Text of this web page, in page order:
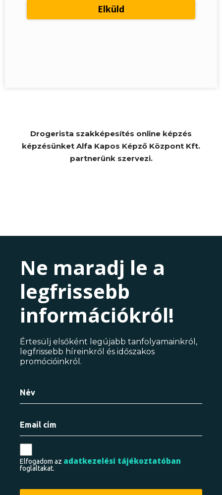
Drogerista szakképesítés online képzés
képzésünket Alfa Kapos Képző Központ Kft.
partnerünk szervezi.
Ne maradj le a
legfrissebb
információkról!
Értesülj elsőként legújabb tanfolyamainkról,
legfrissebb híreinkről és időszakos
promócióinkról.
Elfogadom az adatkezelési tájékoztatóban
foglaltakat.